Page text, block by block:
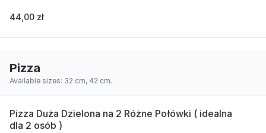
44,00 zł
Pizza
Available sizes: 32 cm, 42 cm.
Pizza Duża Dzielona na 2 Różne Połówki ( idealna
dla 2 osób )